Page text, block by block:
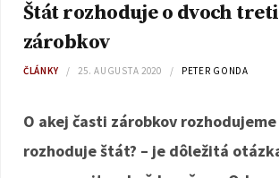
Štát rozhoduje o dvoch
zárobkov
ČLÁNKY 25. AUGUSTA 2020 PETER GONDA
O akej časti zárobkov
rozhoduje štát? – je dôležitá